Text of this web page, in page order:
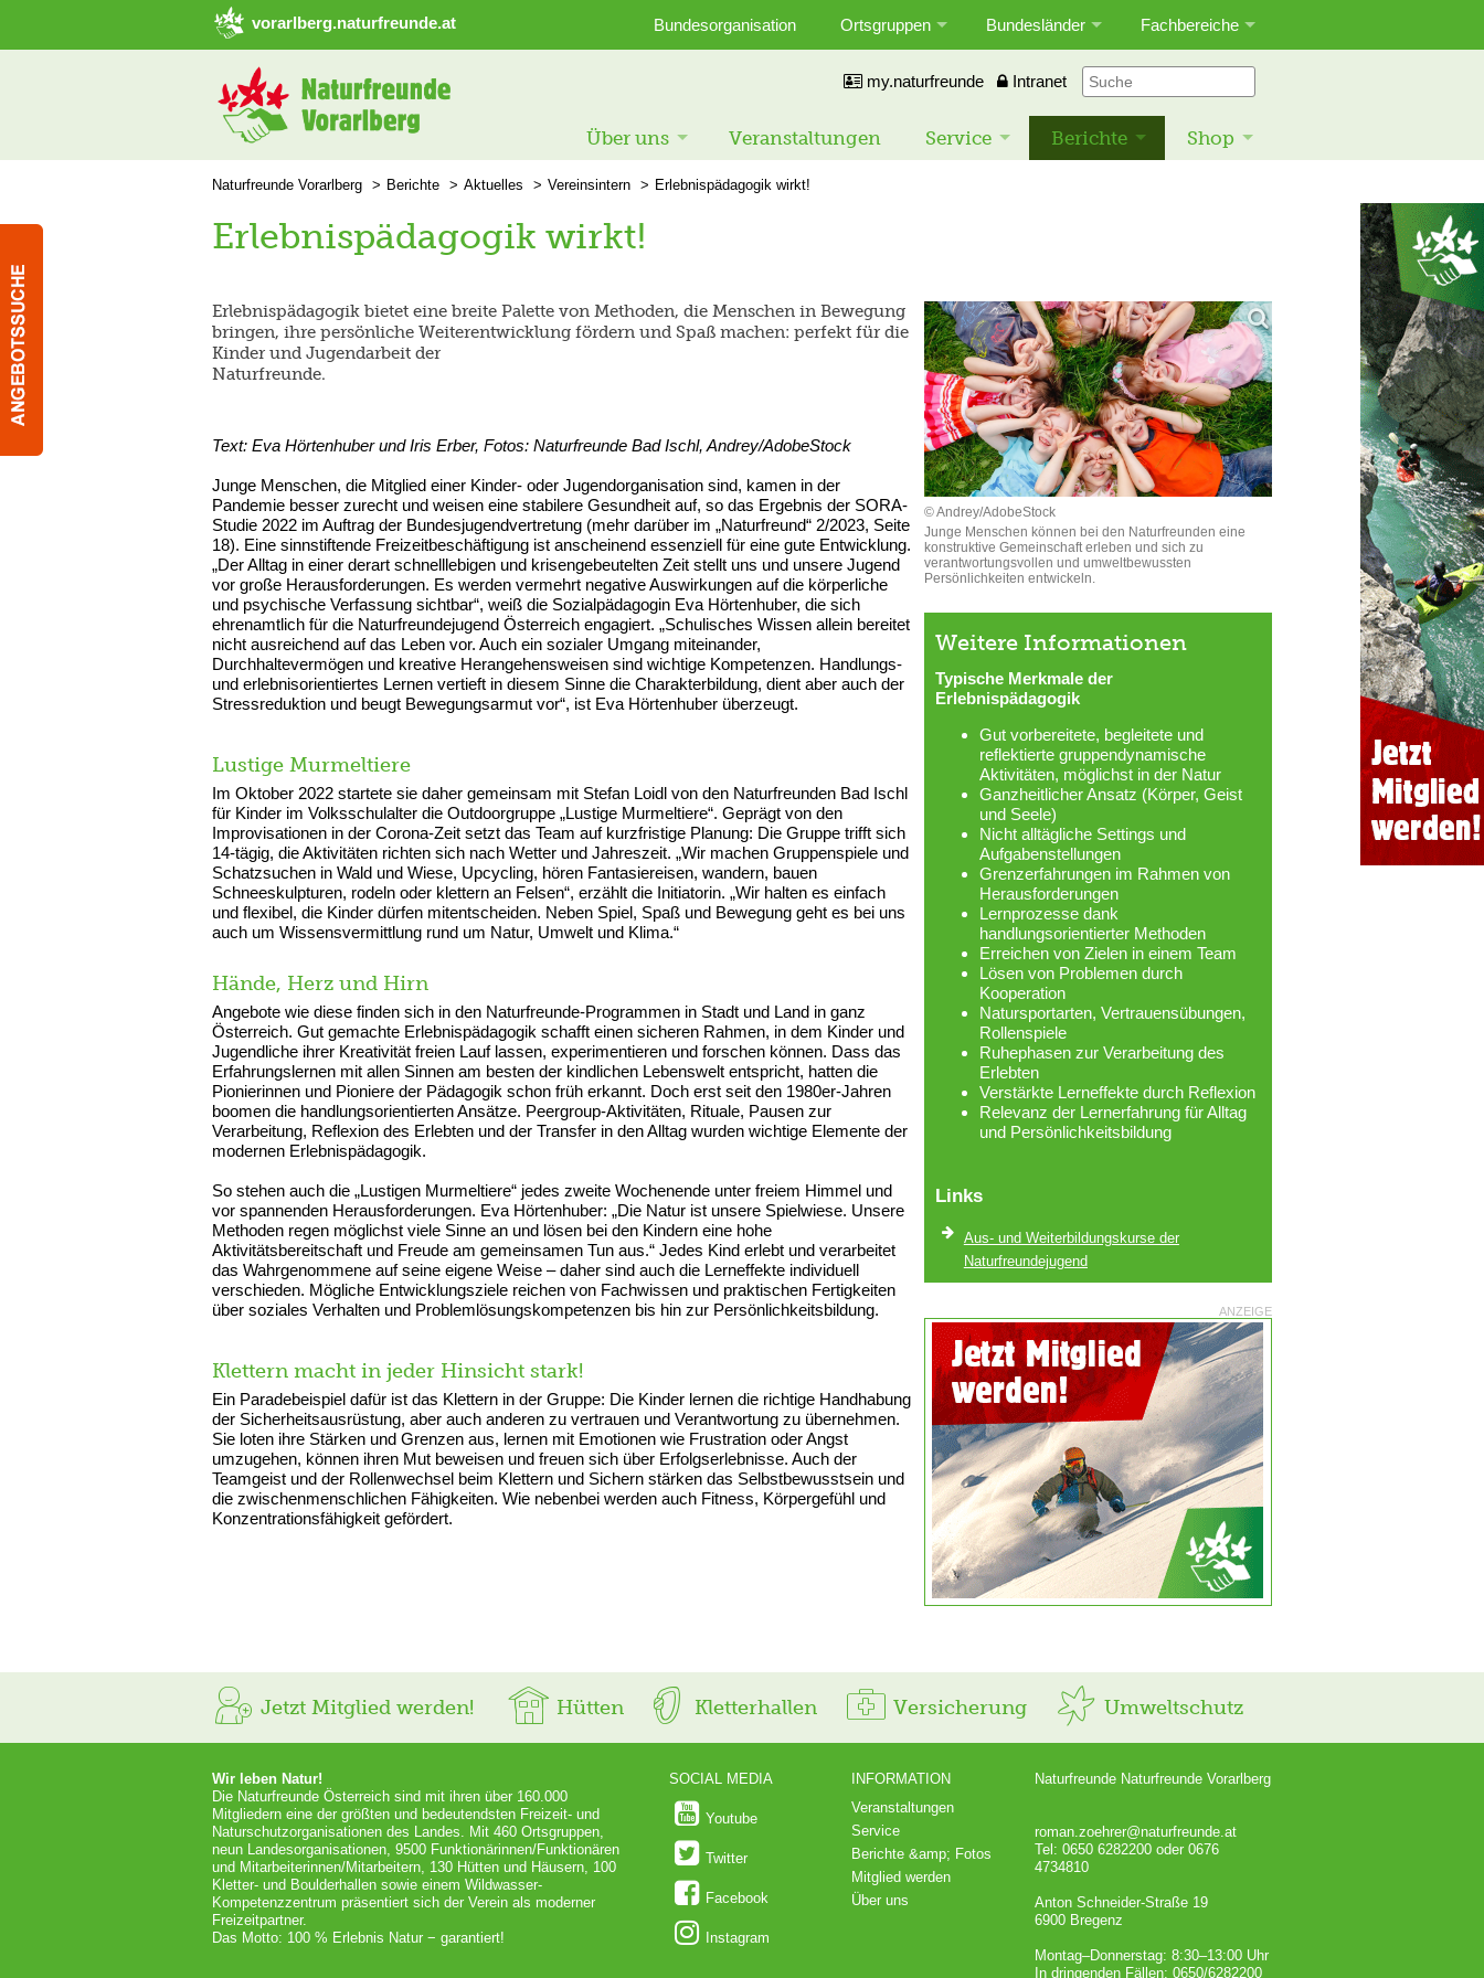
➜ Hauptregion der Seite anspringen
vorarlberg.naturfreunde.at Bundesorganisation Ortsgruppen Bundesländer Fachbereiche
my.naturfreunde Intranet
Über uns Veranstaltungen Service Berichte Shop
Naturfreunde Vorarlberg Berichte Aktuelles Vereinsintern Erlebnispädagogik wirkt!
Erlebnispädagogik wirkt!
Erlebnispädagogik bietet eine breite Palette von Methoden, die Menschen in Bewegung
bringen, ihre persönliche Weiterentwicklung fördern und Spaß machen: perfekt für die
Kinder und Jugendarbeit der
Naturfreunde.
Text: Eva Hörtenhuber und Iris Erber, Fotos: Naturfreunde Bad Ischl, Andrey/AdobeStock
Junge Menschen, die Mitglied einer Kinder- oder Jugendorganisation sind, kamen in der
Pandemie besser zurecht und weisen eine stabilere Gesundheit auf, so das Ergebnis der SORA-
Studie 2022 im Auftrag der Bundesjugendvertretung (mehr darüber im „Naturfreund“ 2/2023, Seite
18). Eine sinnstiftende Freizeitbeschäftigung ist anscheinend essenziell für eine gute Entwicklung.
„Der Alltag in einer derart schnelllebigen und krisengebeutelten Zeit stellt uns und unsere Jugend
vor große Herausforderungen. Es werden vermehrt negative Auswirkungen auf die körperliche
und psychische Verfassung sichtbar“, weiß die Sozialpädagogin Eva Hörtenhuber, die sich
ehrenamtlich für die Naturfreundejugend Österreich engagiert. „Schulisches Wissen allein bereitet
nicht ausreichend auf das Leben vor. Auch ein sozialer Umgang miteinander,
Durchhaltevermögen und kreative Herangehensweisen sind wichtige Kompetenzen. Handlungs-
und erlebnisorientiertes Lernen vertieft in diesem Sinne die Charakterbildung, dient aber auch der
Stressreduktion und beugt Bewegungsarmut vor“, ist Eva Hörtenhuber überzeugt.
Lustige Murmeltiere
Im Oktober 2022 startete sie daher gemeinsam mit Stefan Loidl von den Naturfreunden Bad Ischl
für Kinder im Volksschulalter die Outdoorgruppe „Lustige Murmeltiere“. Geprägt von den
Improvisationen in der Corona-Zeit setzt das Team auf kurzfristige Planung: Die Gruppe trifft sich
14-tägig, die Aktivitäten richten sich nach Wetter und Jahreszeit. „Wir machen Gruppenspiele und
Schatzsuchen in Wald und Wiese, Upcycling, hören Fantasiereisen, wandern, bauen
Schneeskulpturen, rodeln oder klettern an Felsen“, erzählt die Initiatorin. „Wir halten es einfach
und flexibel, die Kinder dürfen mitentscheiden. Neben Spiel, Spaß und Bewegung geht es bei uns
auch um Wissensvermittlung rund um Natur, Umwelt und Klima.“
Hände, Herz und Hirn
Angebote wie diese finden sich in den Naturfreunde-Programmen in Stadt und Land in ganz
Österreich. Gut gemachte Erlebnispädagogik schafft einen sicheren Rahmen, in dem Kinder und
Jugendliche ihrer Kreativität freien Lauf lassen, experimentieren und forschen können. Dass das
Erfahrungslernen mit allen Sinnen am besten der kindlichen Lebenswelt entspricht, hatten die
Pionierinnen und Pioniere der Pädagogik schon früh erkannt. Doch erst seit den 1980er-Jahren
boomen die handlungsorientierten Ansätze. Peergroup-Aktivitäten, Rituale, Pausen zur
Verarbeitung, Reflexion des Erlebten und der Transfer in den Alltag wurden wichtige Elemente der
modernen Erlebnispädagogik.
So stehen auch die „Lustigen Murmeltiere“ jedes zweite Wochenende unter freiem Himmel und
vor spannenden Herausforderungen. Eva Hörtenhuber: „Die Natur ist unsere Spielwiese. Unsere
Methoden regen möglichst viele Sinne an und lösen bei den Kindern eine hohe
Aktivitätsbereitschaft und Freude am gemeinsamen Tun aus.“ Jedes Kind erlebt und verarbeitet
das Wahrgenommene auf seine eigene Weise – daher sind auch die Lerneffekte individuell
verschieden. Mögliche Entwicklungsziele reichen von Fachwissen und praktischen Fertigkeiten
über soziales Verhalten und Problemlösungskompetenzen bis hin zur Persönlichkeitsbildung.
Klettern macht in jeder Hinsicht stark!
Ein Paradebeispiel dafür ist das Klettern in der Gruppe: Die Kinder lernen die richtige Handhabung
der Sicherheitsausrüstung, aber auch anderen zu vertrauen und Verantwortung zu übernehmen.
Sie loten ihre Stärken und Grenzen aus, lernen mit Emotionen wie Frustration oder Angst
umzugehen, können ihren Mut beweisen und freuen sich über Erfolgserlebnisse. Auch der
Teamgeist und der Rollenwechsel beim Klettern und Sichern stärken das Selbstbewusstsein und
die zwischenmenschlichen Fähigkeiten. Wie nebenbei werden auch Fitness, Körpergefühl und
Konzentrationsfähigkeit gefördert.
© Andrey/AdobeStock
Junge Menschen können bei den Naturfreunden eine
konstruktive Gemeinschaft erleben und sich zu
verantwortungsvollen und umweltbewussten
Persönlichkeiten entwickeln.
Weitere Informationen
Typische Merkmale der
Erlebnispädagogik
Gut vorbereitete, begleitete und
reflektierte gruppendynamische
Aktivitäten, möglichst in der Natur
Ganzheitlicher Ansatz (Körper, Geist
und Seele)
Nicht alltägliche Settings und
Aufgabenstellungen
Grenzerfahrungen im Rahmen von
Herausforderungen
Lernprozesse dank
handlungsorientierter Methoden
Erreichen von Zielen in einem Team
Lösen von Problemen durch
Kooperation
Natursportarten, Vertrauensübungen,
Rollenspiele
Ruhephasen zur Verarbeitung des
Erlebten
Verstärkte Lerneffekte durch Reflexion
Relevanz der Lernerfahrung für Alltag
und Persönlichkeitsbildung
Links
Aus- und Weiterbildungskurse der
Naturfreundejugend
ANZEIGE
Jetzt Mitglied werden! Hütten Kletterhallen Versicherung Umweltschutz
Wir leben Natur!
Die Naturfreunde Österreich sind mit ihren über 160.000
Mitgliedern eine der größten und bedeutendsten Freizeit- und
Naturschutzorganisationen des Landes. Mit 460 Ortsgruppen,
neun Landesorganisationen, 9500 Funktionärinnen/Funktionären
und Mitarbeiterinnen/Mitarbeitern, 130 Hütten und Häusern, 100
Kletter- und Boulderhallen sowie einem Wildwasser-
Kompetenzzentrum präsentiert sich der Verein als moderner
Freizeitpartner.
Das Motto: 100 % Erlebnis Natur − garantiert!
SOCIAL MEDIA
Youtube
Twitter
Facebook
Instagram
INFORMATION
Veranstaltungen
Service
Berichte &amp; Fotos
Mitglied werden
Über uns
Naturfreunde Naturfreunde Vorarlberg
roman.zoehrer@naturfreunde.at
Tel: 0650 6282200 oder 0676
4734810
Anton Schneider-Straße 19
6900 Bregenz
Montag–Donnerstag: 8:30–13:00 Uhr
In dringenden Fällen: 0650/6282200